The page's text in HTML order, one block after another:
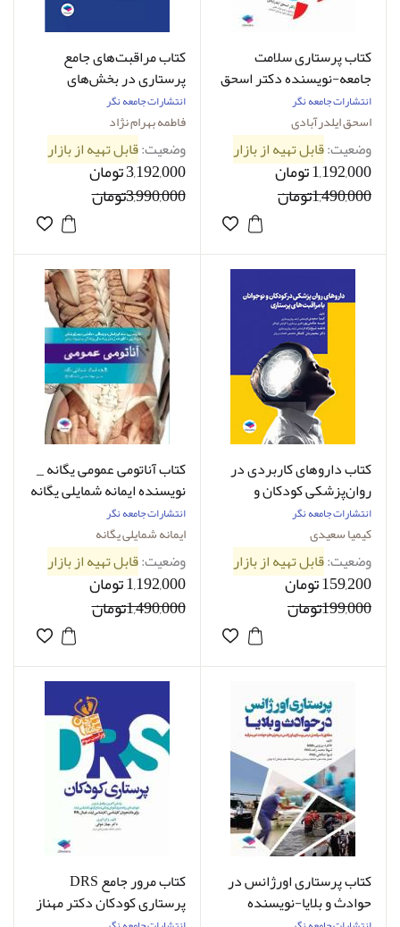
کتاب پرستاری سلامت
جامعه-نویسنده دکتر اسحق
ایلدرآبادی
انتشارات جامعه نگر
اسحق ایلدرآبادی
وضعیت:قابل تهیه از بازار
1,192,000 تومان
1,490,000تومان
کتاب مراقبت‌های جامع
پرستاری در بخش‌های
،CCU-نویسنده دکتر فاطمه
بهرام نژاد
انتشارات جامعه نگر
فاطمه بهرام نژاد
وضعیت:قابل تهیه از بازار
3,192,000 تومان
3,990,000تومان
کتاب داروهای کاربردی در
روان‌پزشکی کودکان و
نوجوانان با مراقبت‌های
پرستاری-نویسنده کیمیا
سعیدی
انتشارات جامعه نگر
کیمیا سعیدی
وضعیت:قابل تهیه از بازار
159,200 تومان
199,000تومان
کتاب آناتومی عمومی یگانه _
نویسنده ایمانه شمایلی یگانه
انتشارات جامعه نگر
ایمانه شمایلی یگانه
وضعیت:قابل تهیه از بازار
1,192,000 تومان
1,490,000تومان
کتاب پرستاری اورژانس در
حوادث و بلایا-نویسنده
کتاب مرور جامع DRS
پرستاری کودکان دکتر مهناز